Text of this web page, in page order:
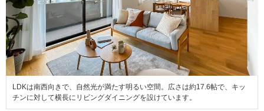
LDKは南西向きで、自然光が満たす明るい空間。広さは約17.6帖で、キッ
チンに対して横長にリビングダイニングを設けています。